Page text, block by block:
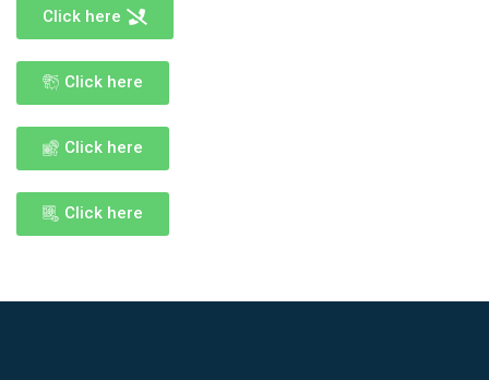
Click here
Click here
Click here
Click here